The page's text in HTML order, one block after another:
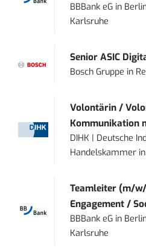
BBBank eG in
Karlsruhe
Senior ASIC
Bosch Gruppe in
Volontärin /
Kommunikation
DIHK | Deutsche
Handelskammer in
Teamleiter (m/
Engagement /
BBBank eG in
Karlsruhe